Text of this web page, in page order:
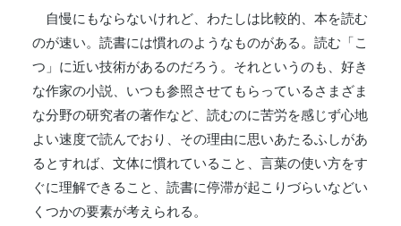
自慢にもならないけれど、わたしは比較的、本を読む
のが速い。読書には慣れのようなものがある。読む「こ
つ」に近い技術があるのだろう。それというのも、好き
な作家の小説、いつも参照させてもらっているさまざま
な分野の研究者の著作など、読むのに苦労を感じず心地
よい速度で読んでおり、その理由に思いあたるふしがあ
るとすれば、文体に慣れていること、言葉の使い方をす
ぐに理解できること、読書に停滞が起こりづらいなどい
くつかの要素が考えられる。